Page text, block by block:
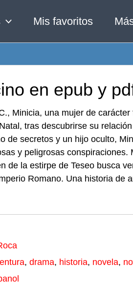
Mis favoritos
en epub y
Minicia, una mujer de
tras descubrirse su
de secretos y un hijo oculto,
y peligrosas
de la estirpe de Teseo busca
Romano. Una historia de
, drama, historia, novela,